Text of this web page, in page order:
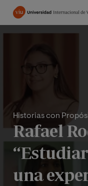
Pasar
Historias con
Rafael
una